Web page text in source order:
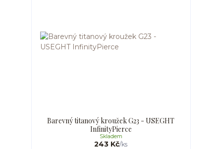
Barevný titanový kroužek G23 - USEGHT
InfinityPierce
243 Kč/ks
Skladem